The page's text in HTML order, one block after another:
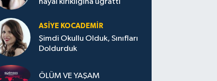
ASIYE KOCADEMİR
Şimdi Okullu Olduk, Sınıfları
Doldurduk
ÖLÜM VE YAŞAM